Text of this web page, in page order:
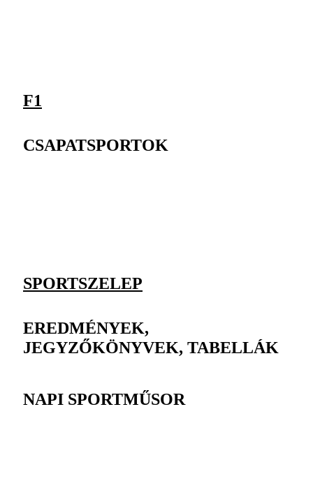
F1
CSAPATSPORTOK
SPORTSZELEP
EREDMÉNYEK,
JEGYZŐKÖNYVEK, TABELLÁK
NAPI SPORTMŰSOR